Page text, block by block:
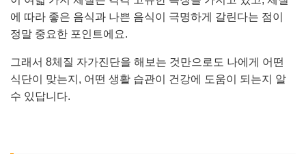
에 따라 좋은 음식과 나쁜 음식이 극명하게 갈린다는 점이
정말 중요한 포인트에요.
그래서 8체질 자가진단을 해보는 것만으로도 나에게 어떤
식단이 맞는지, 어떤 생활 습관이 건강에 도움이 되는지 알
수 있답니다.